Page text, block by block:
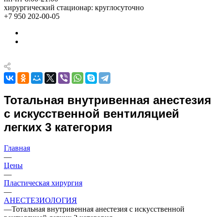
хирургический стационар: круглосуточно
+7 950 202-00-05
Тотальная внутривенная анестезия
с искусственной вентиляцией
легких 3 категория
Главная
—
Цены
—
Пластическая хирургия
—
АНЕСТЕЗИОЛОГИЯ
—Тотальная внутривенная анестезия с искусственной